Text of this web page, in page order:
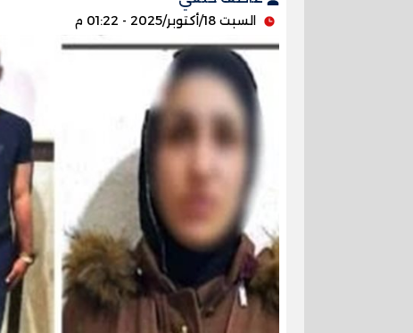
السبت 18/أكتوبر/2025 - 01:22 م